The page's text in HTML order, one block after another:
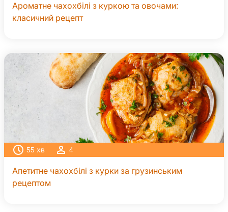
Ароматне чахохбілі з куркою та овочами:
класичний рецепт
55 хв 4
Апетитне чахохбілі з курки за грузинським
рецептом